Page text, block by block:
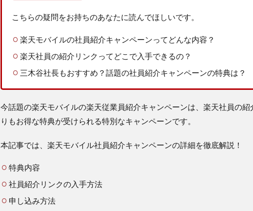
こちらの疑問をお持ちのあなたに読んでほしいです。
楽天モバイルの社員紹介キャンペーンってどんな内容？
楽天社員の紹介リンクってどこで入手できるの？
三木谷社長もおすすめ？話題の社員紹介キャンペーンの特典は？
今話題の楽天モバイルの楽天従業員紹介キャンペーンは、楽天社員の紹
りもお得な特典が受けられる特別なキャンペーンです。
本記事では、楽天モバイル社員紹介キャンペーンの詳細を徹底解説！
特典内容
社員紹介リンクの入手方法
申し込み方法